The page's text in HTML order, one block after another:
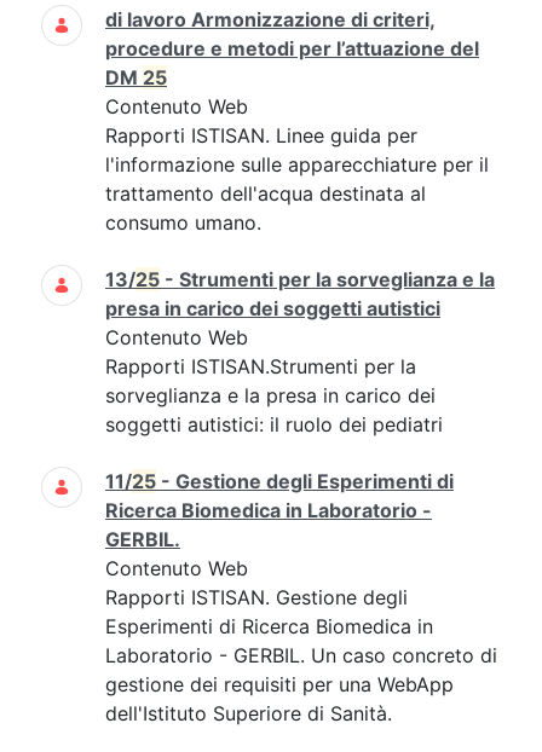
di lavoro Armonizzazione di criteri,
procedure e metodi per l’attuazione del
DM 25
Contenuto Web
Rapporti ISTISAN. Linee guida per
l'informazione sulle apparecchiature per il
trattamento dell'acqua destinata al
consumo umano.
13/25 - Strumenti per la sorveglianza e la
presa in carico dei soggetti autistici
Contenuto Web
Rapporti ISTISAN.Strumenti per la
sorveglianza e la presa in carico dei
soggetti autistici: il ruolo dei pediatri
11/25 - Gestione degli Esperimenti di
Ricerca Biomedica in Laboratorio -
GERBIL.
Contenuto Web
Rapporti ISTISAN. Gestione degli
Esperimenti di Ricerca Biomedica in
Laboratorio - GERBIL. Un caso concreto di
gestione dei requisiti per una WebApp
dell'Istituto Superiore di Sanità.